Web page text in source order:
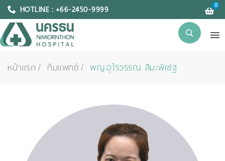
HOTLINE : +66-2450-9999 0
หน้าแรก ทีมแพทย์ พญ.อุไรวรรณ สิมะพิเชฐ